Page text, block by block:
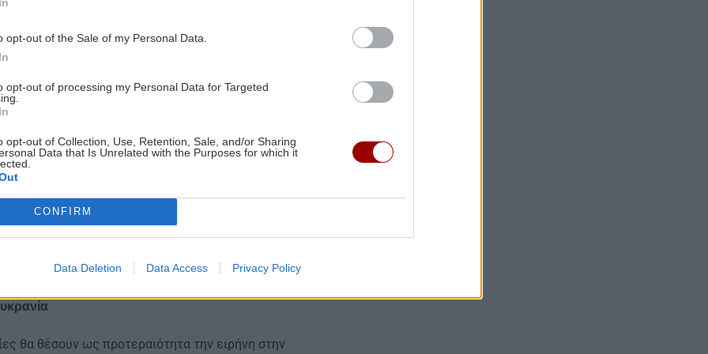
opt-out of the Sale of my Personal Data.
opt-out of processing my Personal Data for Targeted
opt-out of Collection, Use, Retention, Sale, and/or Sharing
Data that Is Unrelated with the Purposes for which it
CONFIRM
Data Deletion Data Access Privacy Policy
ήταν το πρώτο στάδιο για τον τερματισμό της
σε πολλές άλλες λεπτομέρειες γύρω
στάδιο, το πρώτο στάδιο τερματισμού της
να συμφωνούμε σε πολλές άλλες
στον Ρώσο ηγέτη Βλαντιμίρ Πούτιν ότι η
επίλυση της ουκρανικής κρίσης: «Χθες, υπήρξε
Πούτιν και του Προέδρου Τραμπ. Συζήτησαν
επιβεβαιώσει ότι ενδιαφέρεται να βοηθήσει
λύσης στην ουκρανική κρίση».
βήματα θα κάνουν οι Ηνωμένες Πολιτείες.
ότι η συμφωνία στην οποία κατέληξαν οι δύο
της Αλάσκας θα εφαρμοστεί».
θα θέσουν ως προτεραιότητα την ειρήνη στην